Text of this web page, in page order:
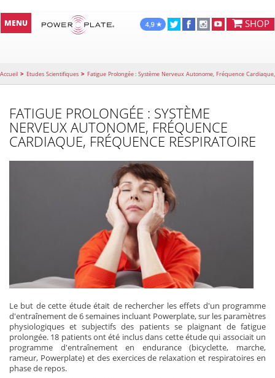
SHOP
MENU
Accueil > Etudes Scientifiques > Fatigue Prolongée : Système Nerveux Autonome, Fréquence Cardiaque,
FATIGUE PROLONGÉE : SYSTÈME
NERVEUX AUTONOME, FRÉQUENCE
CARDIAQUE, FRÉQUENCE RESPIRATOIRE
Le but de cette étude était de rechercher les effets d'un programme
d'entraînement de 6 semaines incluant Powerplate, sur les paramètres
physiologiques et subjectifs des patients se plaignant de fatigue
prolongée. 18 patients ont été inclus dans cette étude qui associait un
programme d'entraînement en endurance (bicyclette, marche,
rameur, Powerplate) et des exercices de relaxation et respiratoires en
phase de repos.